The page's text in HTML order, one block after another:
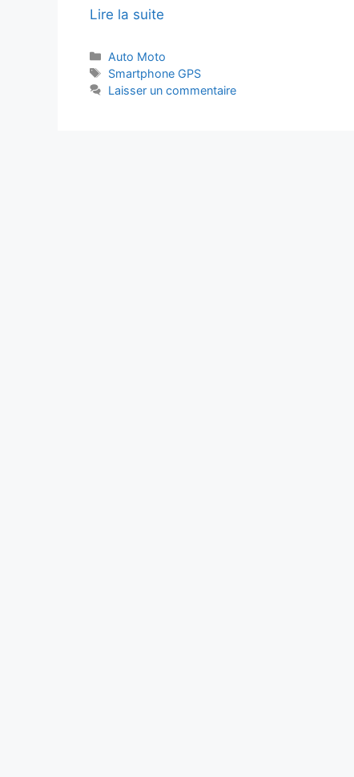
Lire la suite
Catégories
Auto Moto
Étiquettes
Smartphone GPS
Laisser un commentaire